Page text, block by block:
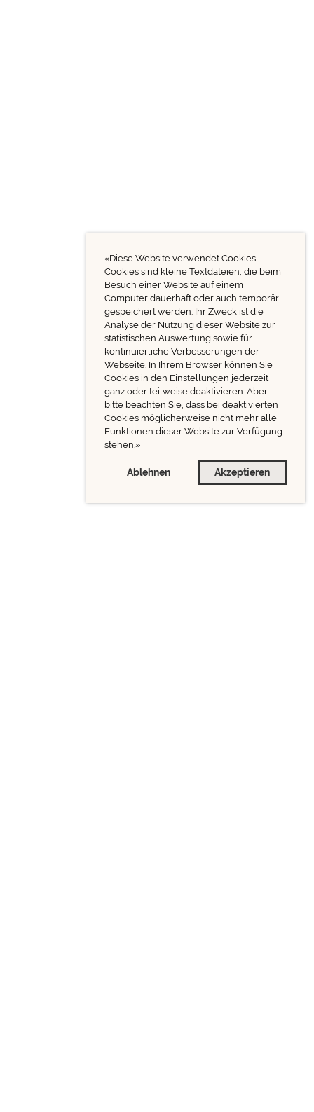
«Diese Website verwendet Cookies.
Cookies sind kleine Textdateien, die beim
Besuch einer Website auf einem
Computer dauerhaft oder auch temporär
gespeichert werden. Ihr Zweck ist die
Analyse der Nutzung dieser Website zur
statistischen Auswertung sowie für
kontinuierliche Verbesserungen der
Webseite. In Ihrem Browser können Sie
Cookies in den Einstellungen jederzeit
ganz oder teilweise deaktivieren. Aber
bitte beachten Sie, dass bei deaktivierten
Cookies möglicherweise nicht mehr alle
Funktionen dieser Website zur Verfügung
stehen.»
Ablehnen Akzeptieren